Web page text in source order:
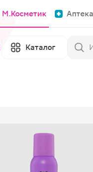
М.Косметик Аптека
Каталог